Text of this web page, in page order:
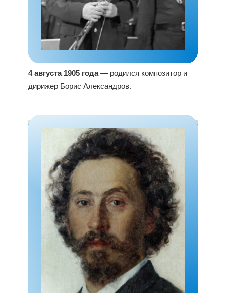
4 августа 1905 года
дирижер Борис Александров.